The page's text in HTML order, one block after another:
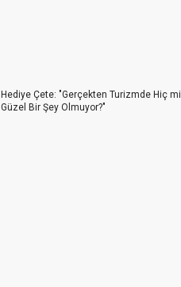
Hediye Çete: "Gerçekten Turizmde Hiç mi
Güzel Bir Şey Olmuyor?"